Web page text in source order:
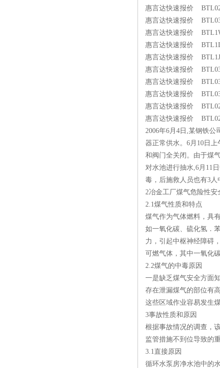
惠言达快速报价
惠言达快速报价
惠言达快速报价
惠言达快速报价
惠言达快速报价
惠言达快速报价
惠言达快速报价
惠言达快速报价
惠言达快速报价
惠言达快速报价
2006年6月4日,某钢铁
器正常供水。6月10日
和阀门全关闭。由于煤
对水池进行抽水,6月11
毒，后施救人员也有3
2冶金工厂煤气危险性安
2.1煤气性质和特点
煤气作为气体燃料，具
如一氧化碳、硫化氢．
力，引起中枢神经障碍
可燃气体，其中一氧化
2.2煤气的中毒原因
一是缺乏煤气安全方面
存在泄漏煤气的部位有
这些区域作业容易发生
3事故性质和原因
根据事故情况的调查，
监管措施不到位导致的
3.1直接原因
循环水泵房净水池中的